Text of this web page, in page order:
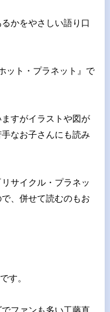
かをやさしい語り口
ット・プラネット』で
すがイラストや図が
なお子さんにも読み
サイクル・プラネッ
、併せて読むのもお
す。
ファンも多い工藤直